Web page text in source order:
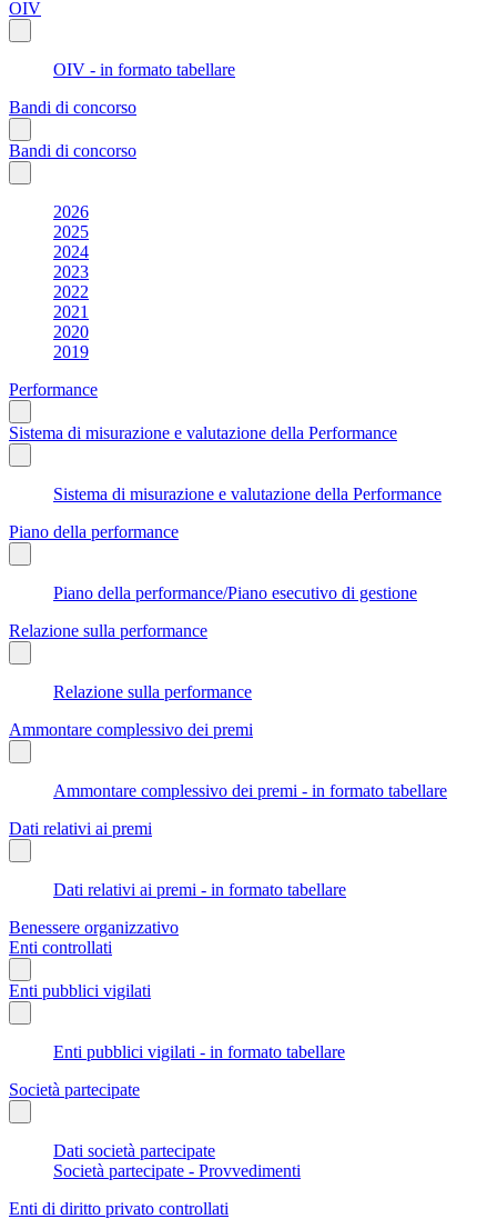
OIV
OIV - in formato tabellare
Bandi di concorso
Bandi di concorso
2026
2025
2024
2023
2022
2021
2020
2019
Performance
Sistema di misurazione e valutazione della Performance
Sistema di misurazione e valutazione della Performance
Piano della performance
Piano della performance/Piano esecutivo di gestione
Relazione sulla performance
Relazione sulla performance
Ammontare complessivo dei premi
Ammontare complessivo dei premi - in formato tabellare
Dati relativi ai premi
Dati relativi ai premi - in formato tabellare
Benessere organizzativo
Enti controllati
Enti pubblici vigilati
Enti pubblici vigilati - in formato tabellare
Società partecipate
Dati società partecipate
Società partecipate - Provvedimenti
Enti di diritto privato controllati